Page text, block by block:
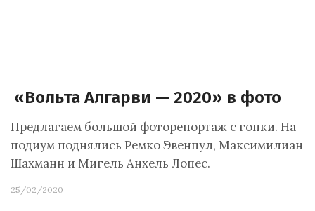
«Вольта Алгарви — 2020» в фото
Предлагаем большой фоторепортаж с гонки. На
подиум поднялись Ремко Эвенпул, Максимилиан
Шахманн и Мигель Анхель Лопес.
25/02/2020